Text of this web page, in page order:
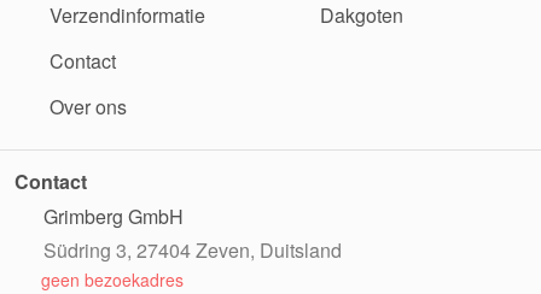
Verzendinformatie
Contact
Over ons
Dakgoten
Contact
Grimberg GmbH
Südring 3, 27404 Zeven, Duitsland
geen bezoekadres